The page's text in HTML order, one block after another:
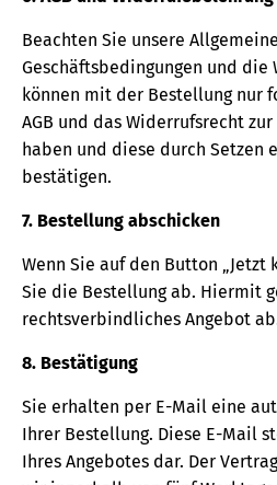
Beachten Sie unsere
Geschäftsbedingungen und die
können mit der Bestellung nur
AGB und das Widerrufsrecht
haben und diese durch Setzen
bestätigen.
7. Bestellung abschicken
Wenn Sie auf den Button „Jetzt
Sie die Bestellung ab. Hiermit
rechtsverbindliches Angebot
8. Bestätigung
Sie erhalten per E-Mail eine
Ihrer Bestellung. Diese E-Mail
Ihres Angebotes dar. Der